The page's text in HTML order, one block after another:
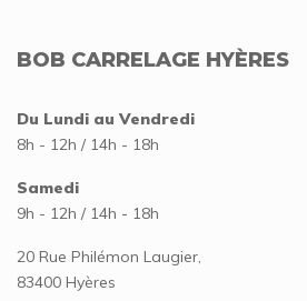
BOB CARRELAGE HYÈRES
Du Lundi au Vendredi
8h - 12h / 14h - 18h
Samedi
9h - 12h / 14h - 18h
20 Rue Philémon Laugier,
83400 Hyères